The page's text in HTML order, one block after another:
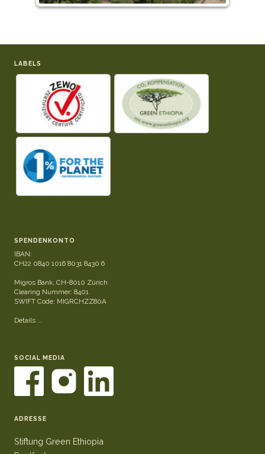
LABELS
SPENDENKONTO
IBAN:
CH22 0840 1016 8031 8430 6
Migros Bank, CH-8010 Zürich
Clearing Nummer: 8401
SWIFT Code: MIGRCHZZ80A
Details ...
SOCIAL MEDIA
ADRESSE
Stiftung Green Ethiopia